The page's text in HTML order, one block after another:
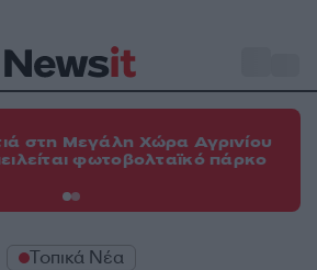
στη Μεγάλη Χώρα Αγρινίου
φωτοβολταϊκό πάρκο
Τοπικά Νέα